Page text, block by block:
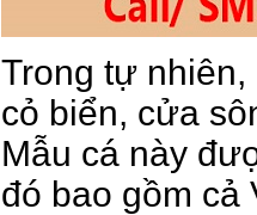
Trong tự
cỏ biển, cửa
Mẫu cá này
đó bao gồm cả